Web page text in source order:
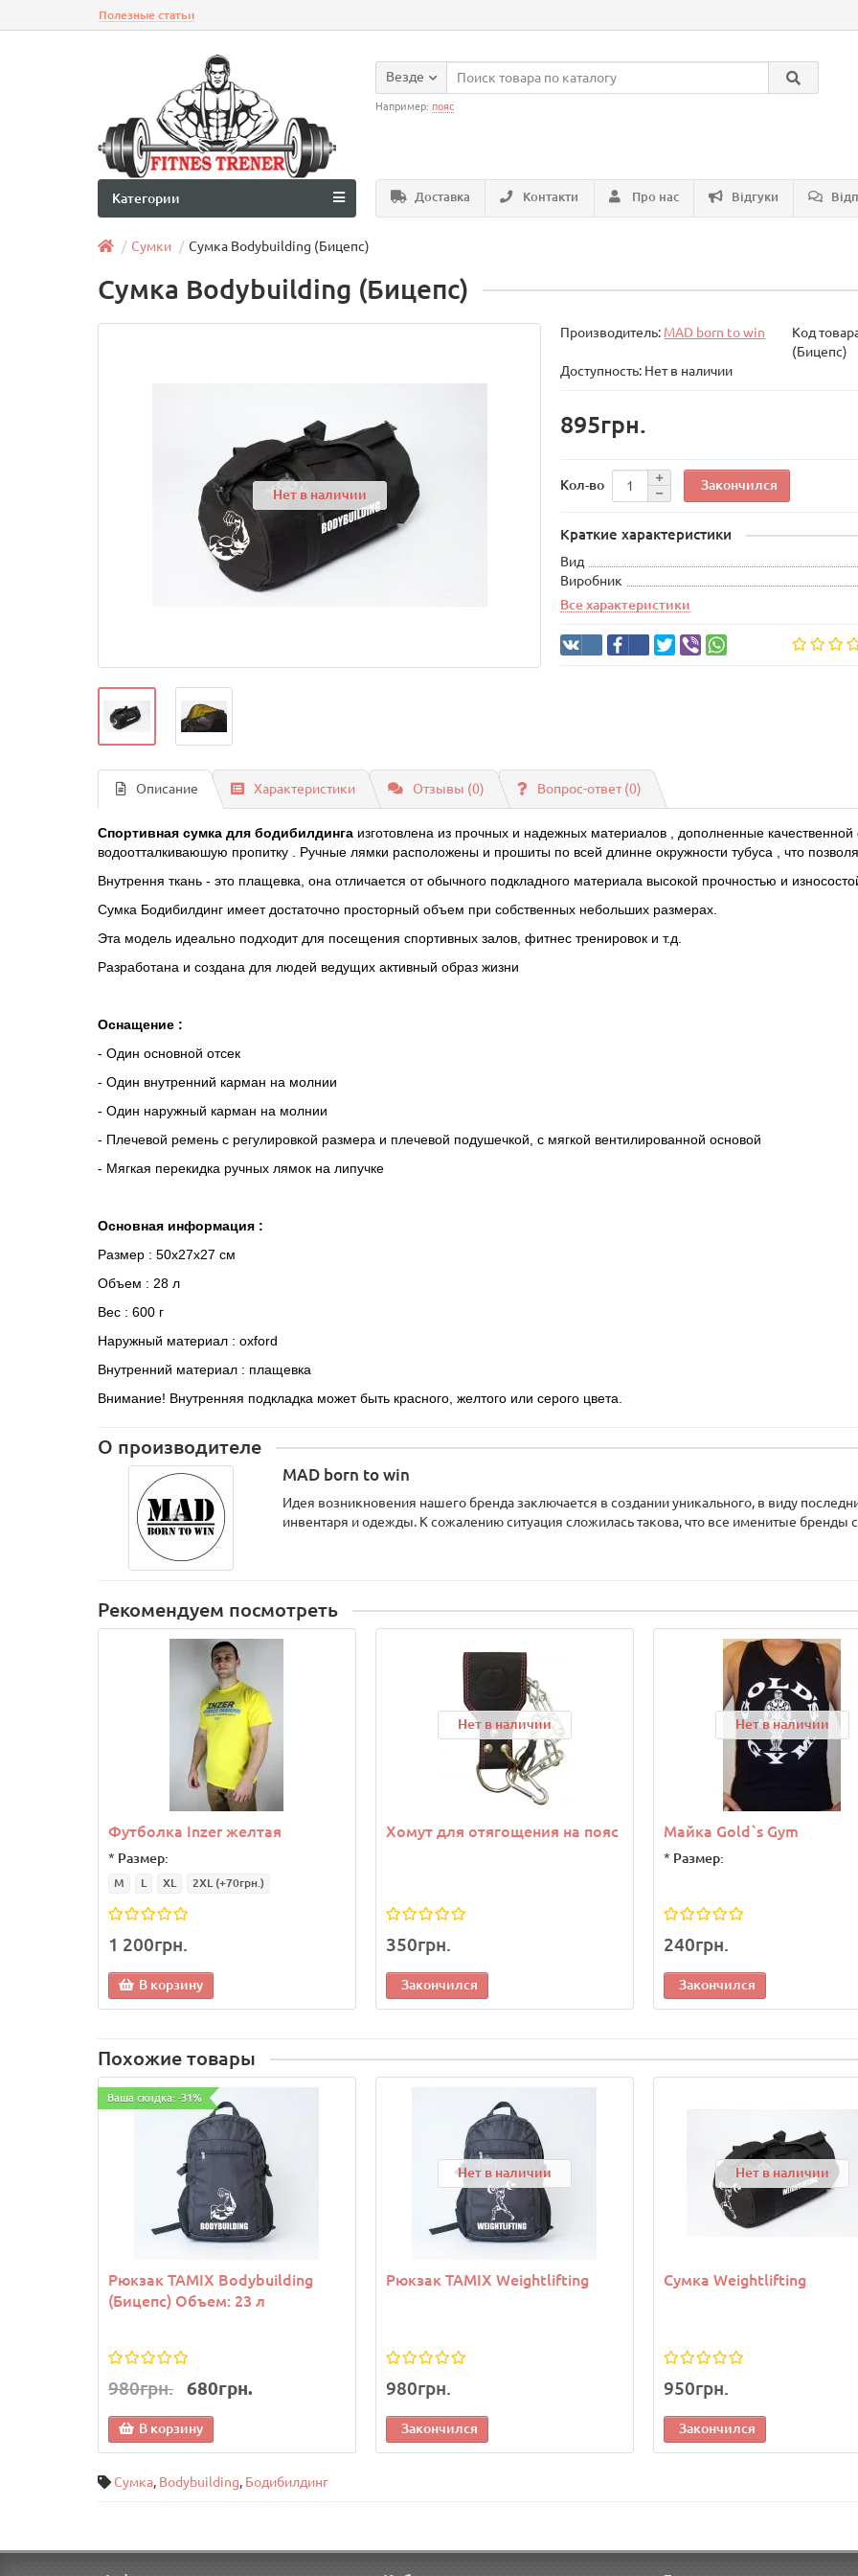
Полезные статьи
Везде
Например: пояс
Доставка Контакти Про нас Відгуки
Категории
Сумки Сумка Bodybuilding (Бицепс)
Сумка Bodybuilding (Бицепс)
Нет в наличии
Производитель: MAD born to win Код
(Бицепс)
Доступность: Нет в наличии
895грн.
Кол-во Закончился
Краткие характеристики
Вид
Виробник
Все характеристики
Описание Характеристики Отзывы (0) Вопрос-ответ(0)
Спортивная сумка для бодибилдинга изготовлена из прочных и надежных материалов , дополненные
водоотталкиваюшую пропитку . Ручные лямки расположены и прошиты по всей длинне окружности тубуса , что
Внутрення ткань - это плащевка, она отличается от обычного подкладного материала высокой прочностью и
Сумка Бодибилдинг имеет достаточно просторный объем при собственных небольших размерах.
Эта модель идеально подходит для посещения спортивных залов, фитнес тренировок и т.д.
Разработана и создана для людей ведущих активный образ жизни
Оснащение :
- Один основной отсек
- Один внутренний карман на молнии
- Один наружный карман на молнии
- Плечевой ремень с регулировкой размера и плечевой подушечкой, с мягкой вентилированной основой
- Мягкая перекидка ручных лямок на липучке
Основная информация :
Размер : 50х27х27 см
Объем : 28 л
Вес : 600 г
Наружный материал : oxford
Внутренний материал : плащевка
Внимание! Внутренняя подкладка может быть красного, желтого или серого цвета.
О производителе
MAD born to win
Идея возникновения нашего бренда заключается в создании уникального, в виду
инвентаря и одежды. К сожалению ситуация сложилась такова, что все именитые бренды
Рекомендуем посмотреть
Футболка Inzer желтая
* Размер:
M L XL 2XL (+70грн.)
1 200грн.
В корзину
Нет в наличии
Хомут для отягощения на пояс
350грн.
Закончился
Нет в наличии
Майка Gold`s Gym
* Размер:
240грн.
Закончился
Похожие товары
Ваша скидка: -31%
Рюкзак TAMIX Bodybuilding
(Бицепс) Объем: 23 л
980грн. 680грн.
В корзину
Нет в наличии
Рюкзак TAMIX Weightlifting
980грн.
Закончился
Нет в наличии
Сумка Weightlifting
950грн.
Закончился
Сумка, Bodybuilding, Бодибилдинг